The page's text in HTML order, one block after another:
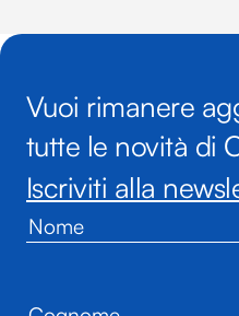
Vuoi rimanere
tutte le novità di
Iscriviti alla